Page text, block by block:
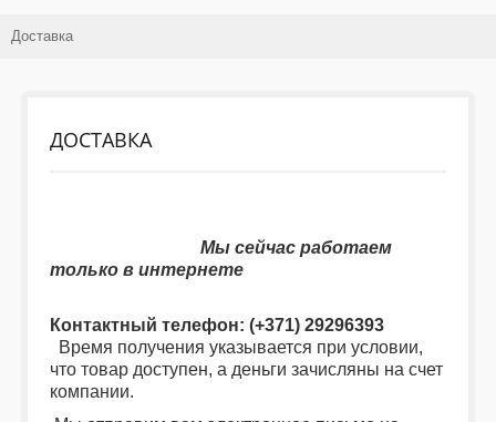
ПОЛЕЗНОЕ
Доставка
ДОСТАВКА
Мы сейчас работаем
только в интернете
Контактный телефон: (+371) 29296393
Время получения указывается при условии,
что товар доступен, а деньги зачисляны на счет
компании.